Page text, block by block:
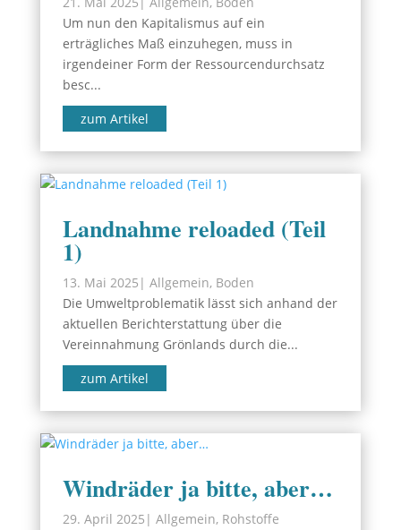
Um nun den Kapitalismus auf ein
erträgliches Maß einzuhegen, muss in
irgendeiner Form der Ressourcendurchsatz
besc...
zum Artikel
Landnahme reloaded (Teil
1)
13. Mai 2025 | Allgemein, Boden
Die Umweltproblematik lässt sich anhand der
aktuellen Berichterstattung über die
Vereinnahmung Grönlands durch die...
zum Artikel
Windräder ja bitte, aber…
29. April 2025 | Allgemein, Rohstoffe